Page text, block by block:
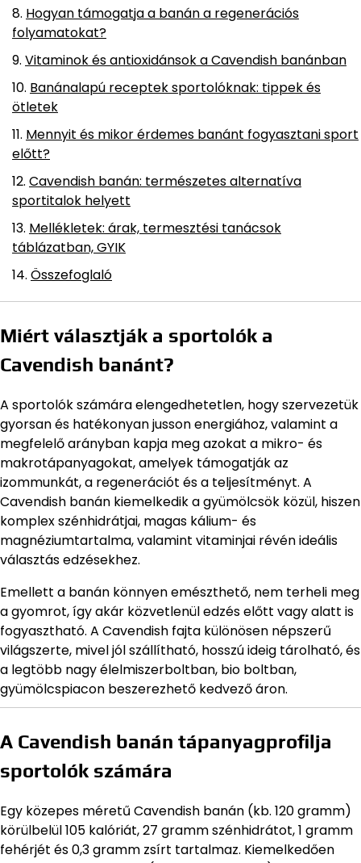
Hogyan támogatja a banán a regenerációs
folyamatokat?
Vitaminok és antioxidánsok a Cavendish banánban
Banánalapú receptek sportolóknak: tippek és
ötletek
Mennyit és mikor érdemes banánt fogyasztani sport
előtt?
Cavendish banán: természetes alternatíva
sportitalok helyett
Mellékletek: árak, termesztési tanácsok
táblázatban, GYIK
Összefoglaló
Miért választják a sportolók a
Cavendish banánt?
A sportolók számára elengedhetetlen, hogy szervezetük
gyorsan és hatékonyan jusson energiához, valamint a
megfelelő arányban kapja meg azokat a mikro- és
makrotápanyagokat, amelyek támogatják az
izommunkát, a regenerációt és a teljesítményt. A
Cavendish banán kiemelkedik a gyümölcsök közül, hiszen
komplex szénhidrátjai, magas kálium- és
magnéziumtartalma, valamint vitaminjai révén ideális
választás edzésekhez.
Emellett a banán könnyen emészthető, nem terheli meg
a gyomrot, így akár közvetlenül edzés előtt vagy alatt is
fogyasztható. A Cavendish fajta különösen népszerű
világszerte, mivel jól szállítható, hosszú ideig tárolható, és
a legtöbb nagy élelmiszerboltban, bio boltban,
gyümölcspiacon beszerezhető kedvező áron.
A Cavendish banán tápanyagprofilja
sportolók számára
Egy közepes méretű Cavendish banán (kb. 120 gramm)
körülbelül 105 kalóriát, 27 gramm szénhidrátot, 1 gramm
fehérjét és 0,3 gramm zsírt tartalmaz. Kiemelkedően